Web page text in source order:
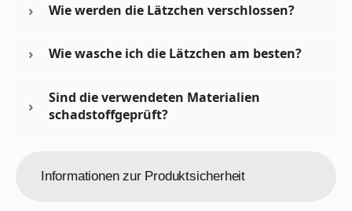
Wie werden die Lätzchen verschlossen?
Wie wasche ich die Lätzchen am besten?
Sind die verwendeten Materialien
schadstoffgeprüft?
Informationen zur Produktsicherheit